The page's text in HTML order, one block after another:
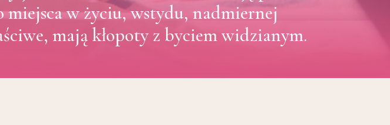
Superwizja dla specjalistów
w życiu, wstydu, nadmiernej
mają kłopoty z byciem widzianym.